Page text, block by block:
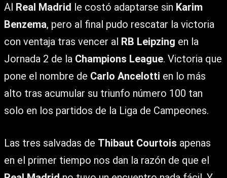
Al Real Madrid le costó adaptarse sin Karim
Benzema, pero al final pudo rescatar la victoria
con ventaja tras vencer al RB Leipzing en la
Jornada 2 de la Champions League. Victoria que
pone el nombre de Carlo Ancelotti en lo más
alto tras acumular su triunfo número 100 tan
solo en los partidos de la Liga de Campeones.
Las tres salvadas de Thibaut Courtois apenas
en el primer tiempo nos dan la razón de que el